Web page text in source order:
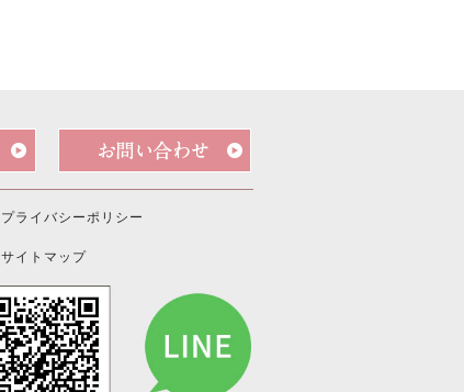
プライバシーポリシー
サイトマップ